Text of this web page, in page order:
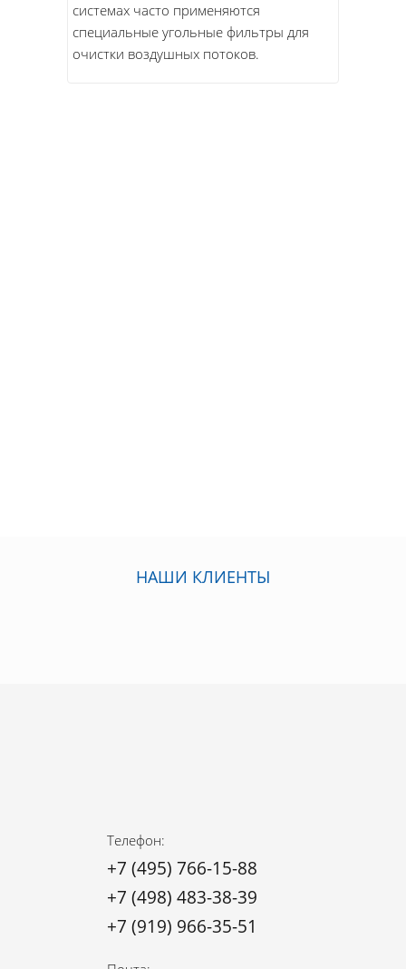
системах часто применяются
специальные угольные фильтры для
очистки воздушных потоков.
НАШИ КЛИЕНТЫ
Телефон:
+7 (495) 766-15-88
+7 (498) 483-38-39
+7 (919) 966-35-51